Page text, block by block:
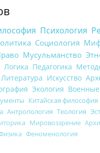
Психология
Социология
Мусульманство
Логика Педагогика
Литература Искусство
Экология Военные
Китайская философия
Антропология Теология
Мировоззрение
Феноменология